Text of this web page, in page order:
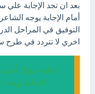
بعد ان تجد الإجابة
أمام الإجابة يوجه
التوفيق في المراحل
اخري لا تتردد في طرح
إجابة سؤال
الإجابة